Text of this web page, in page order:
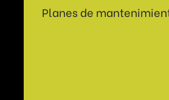
Planes de